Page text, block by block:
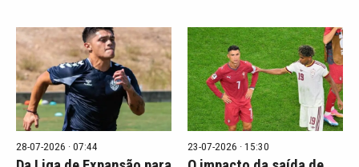
28-07-2026 · 07:44 23-07-2026 · 15:30